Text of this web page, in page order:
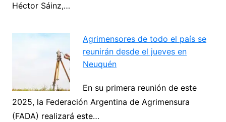
Héctor Sáinz,…
Agrimensores de todo el país se
reunirán desde el jueves en
Neuquén
En su primera reunión de este
2025, la Federación Argentina de Agrimensura
(FADA) realizará este…
de
entradas
Next